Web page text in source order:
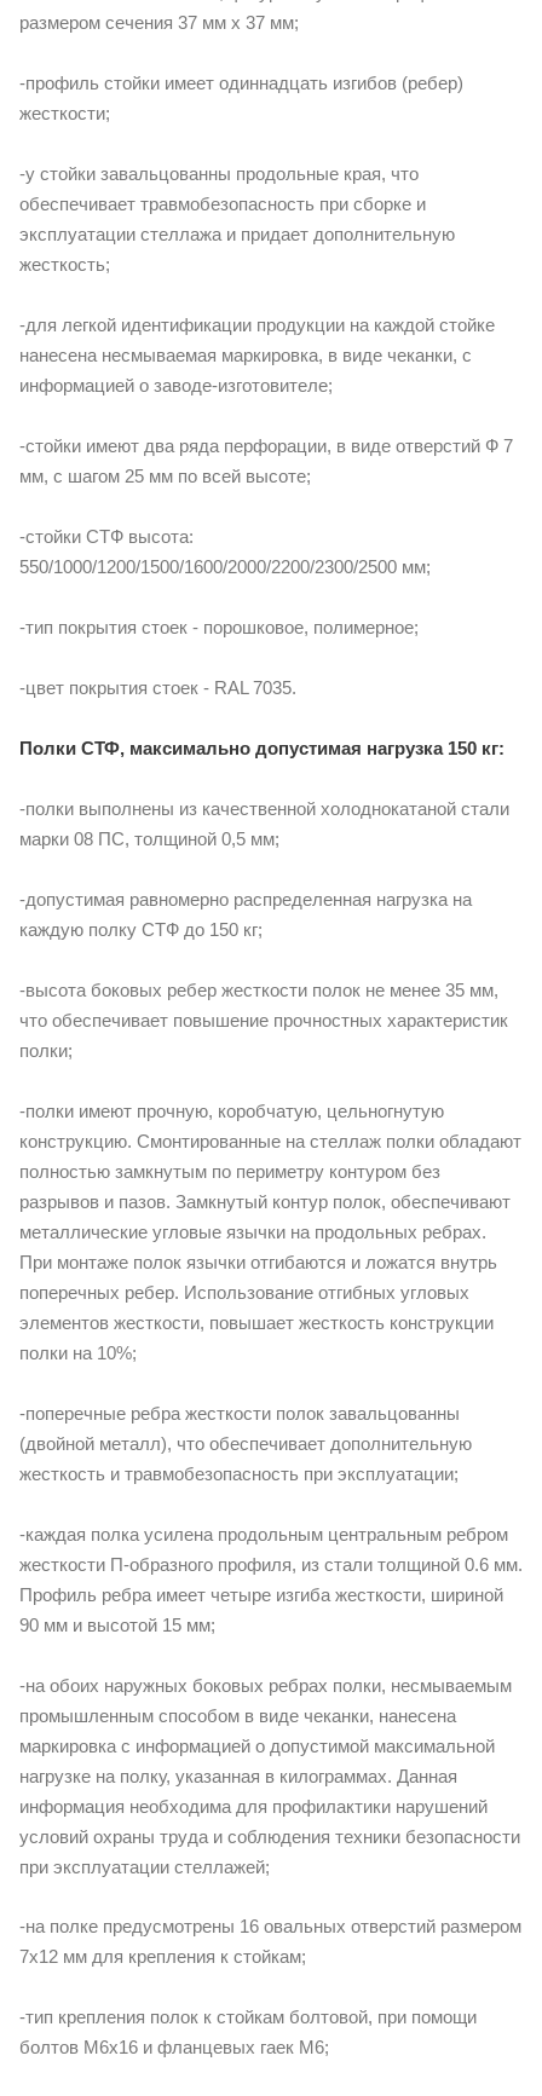
размером сечения 37 мм х 37 мм;
-профиль стойки имеет одиннадцать изгибов (ребер)
жесткости;
-у стойки завальцованны продольные края, что
обеспечивает травмобезопасность при сборке и
эксплуатации стеллажа и придает дополнительную
жесткость;
-для легкой идентификации продукции на каждой стойке
нанесена несмываемая маркировка, в виде чеканки, с
информацией о заводе-изготовителе;
-стойки имеют два ряда перфорации, в виде отверстий Ф 7
мм, с шагом 25 мм по всей высоте;
-стойки СТФ высота:
550/1000/1200/1500/1600/2000/2200/2300/2500 мм;
-тип покрытия стоек - порошковое, полимерное;
-цвет покрытия стоек - RAL 7035.
Полки СТФ, максимально допустимая нагрузка 150 кг:
-полки выполнены из качественной холоднокатаной стали
марки 08 ПС, толщиной 0,5 мм;
-допустимая равномерно распределенная нагрузка на
каждую полку СТФ до 150 кг;
-высота боковых ребер жесткости полок не менее 35 мм,
что обеспечивает повышение прочностных характеристик
полки;
-полки имеют прочную, коробчатую, цельногнутую
конструкцию. Смонтированные на стеллаж полки обладают
полностью замкнутым по периметру контуром без
разрывов и пазов. Замкнутый контур полок, обеспечивают
металлические угловые язычки на продольных ребрах.
При монтаже полок язычки отгибаются и ложатся внутрь
поперечных ребер. Использование отгибных угловых
элементов жесткости, повышает жесткость конструкции
полки на 10%;
-поперечные ребра жесткости полок завальцованны
(двойной металл), что обеспечивает дополнительную
жесткость и травмобезопасность при эксплуатации;
-каждая полка усилена продольным центральным ребром
жесткости П-образного профиля, из стали толщиной 0.6 мм.
Профиль ребра имеет четыре изгиба жесткости, шириной
90 мм и высотой 15 мм;
-на обоих наружных боковых ребрах полки, несмываемым
промышленным способом в виде чеканки, нанесена
маркировка с информацией о допустимой максимальной
нагрузке на полку, указанная в килограммах. Данная
информация необходима для профилактики нарушений
условий охраны труда и соблюдения техники безопасности
при эксплуатации стеллажей;
-на полке предусмотрены 16 овальных отверстий размером
7х12 мм для крепления к стойкам;
-тип крепления полок к стойкам болтовой, при помощи
болтов М6х16 и фланцевых гаек М6;